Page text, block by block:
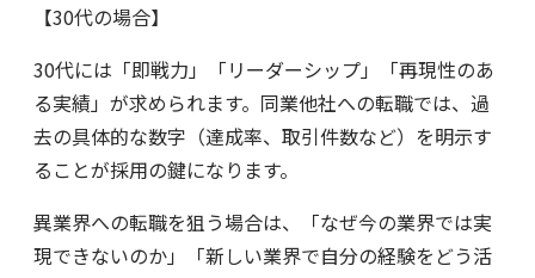
【30代の場合】
30代には「即戦力」「リーダーシップ」「再現性のあ
る実績」が求められます。同業他社への転職では、過
去の具体的な数字（達成率、取引件数など）を明示す
ることが採用の鍵になります。
異業界への転職を狙う場合は、「なぜ今の業界では実
現できないのか」「新しい業界で自分の経験をどう活